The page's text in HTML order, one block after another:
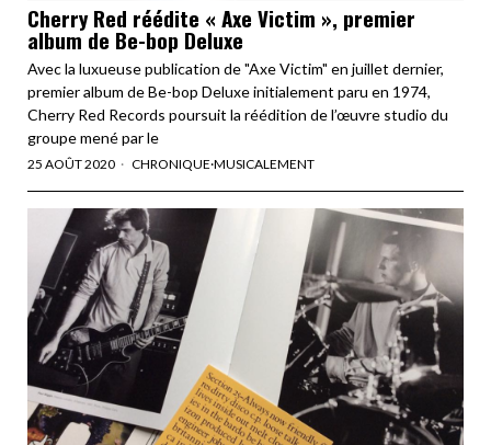
Cherry Red réédite « Axe Victim », premier
album de Be-bop Deluxe
Avec la luxueuse publication de "Axe Victim" en juillet dernier,
premier album de Be-bop Deluxe initialement paru en 1974,
Cherry Red Records poursuit la réédition de l’œuvre studio du
groupe mené par le
25 AOÛT 2020 CHRONIQUE·MUSICALEMENT